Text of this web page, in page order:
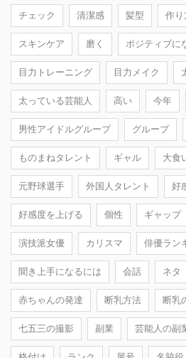
チェック 清潔感 髪型 作り
スキンケア 磨く ポジティブに
目力トレーニング 目力メイク
太っている芸能人 高い 今年
男性アイドルグループ グループ
ものまねタレント ギャル 大食
元野球選手 外国人タレント 好
好感度を上げる 個性 ギャップ
演技派女優 カリスマ 俳優ラン
聞き上手になるには 会話 ネタ
赤ちゃんの発達 断乳方法 断乳
七五三の撮影 副業 芸能人の副